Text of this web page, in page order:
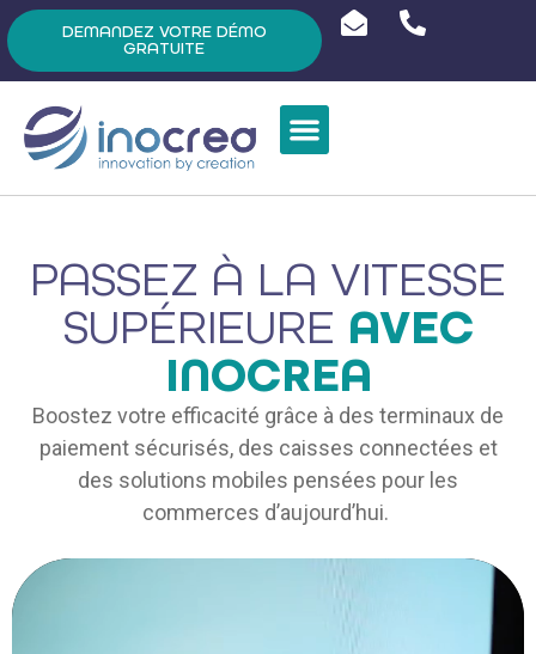
DEMANDEZ VOTRE DÉMO
GRATUITE
PASSEZ À LA VITESSE
SUPÉRIEURE AVEC
INOCREA
Boostez votre efficacité grâce à des terminaux de
paiement sécurisés, des caisses connectées et
des solutions mobiles pensées pour les
commerces d’aujourd’hui.